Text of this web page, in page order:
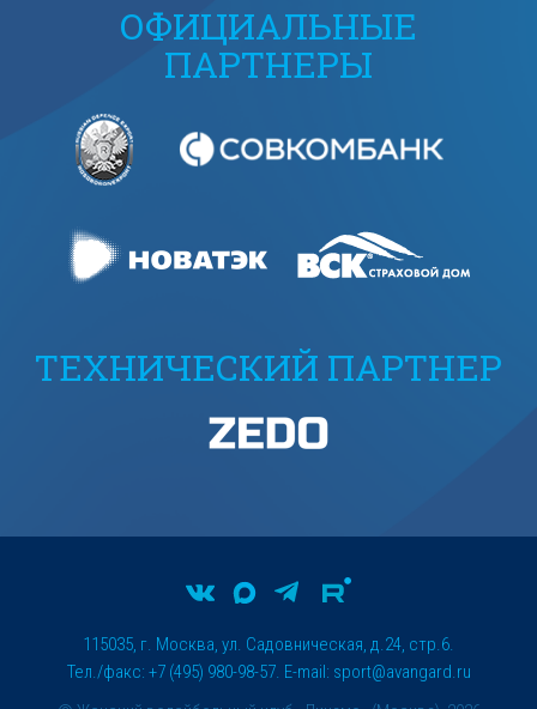
ОФИЦИАЛЬНЫЕ
ПАРТНЕРЫ
ТЕХНИЧЕСКИЙ ПАРТНЕР
115035, г. Москва, ул. Садовническая, д.24, стр.6.
Тел./факс: +7 (495) 980-98-57. E-mail: sport@avangard.ru